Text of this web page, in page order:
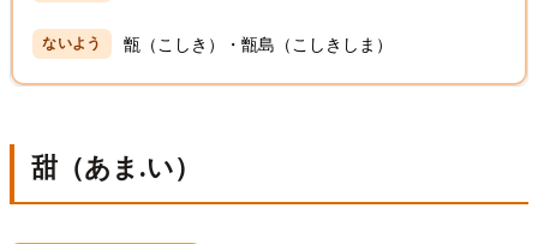
甑（こしき）・甑島（こしきしま）
甜（あま.い）